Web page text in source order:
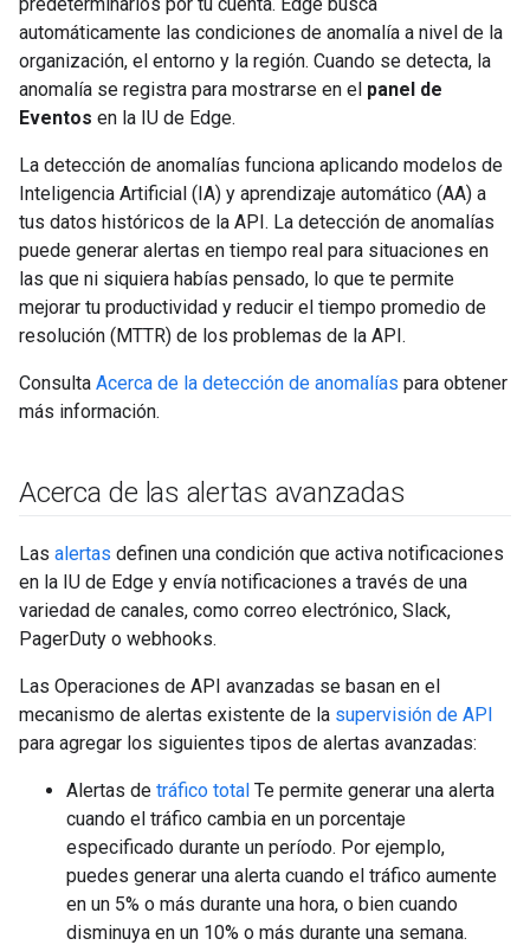
automáticamente las condiciones de anomalía a nivel de la
organización, el entorno y la región. Cuando se detecta, la
anomalía se registra para mostrarse en el panel de
Eventos en la IU de Edge.
La detección de anomalías funciona aplicando modelos de
Inteligencia Artificial (IA) y aprendizaje automático (AA) a
tus datos históricos de la API. La detección de anomalías
puede generar alertas en tiempo real para situaciones en
las que ni siquiera habías pensado, lo que te permite
mejorar tu productividad y reducir el tiempo promedio de
resolución (MTTR) de los problemas de la API.
Consulta Acerca de la detección de anomalías para obtener
más información.
Acerca de las alertas avanzadas
Las alertas definen una condición que activa notificaciones
en la IU de Edge y envía notificaciones a través de una
variedad de canales, como correo electrónico, Slack,
PagerDuty o webhooks.
Las Operaciones de API avanzadas se basan en el
mecanismo de alertas existente de la supervisión de API
para agregar los siguientes tipos de alertas avanzadas:
Alertas de tráfico total Te permite generar una alerta
cuando el tráfico cambia en un porcentaje
especificado durante un período. Por ejemplo,
puedes generar una alerta cuando el tráfico aumente
en un 5% o más durante una hora, o bien cuando
disminuya en un 10% o más durante una semana.